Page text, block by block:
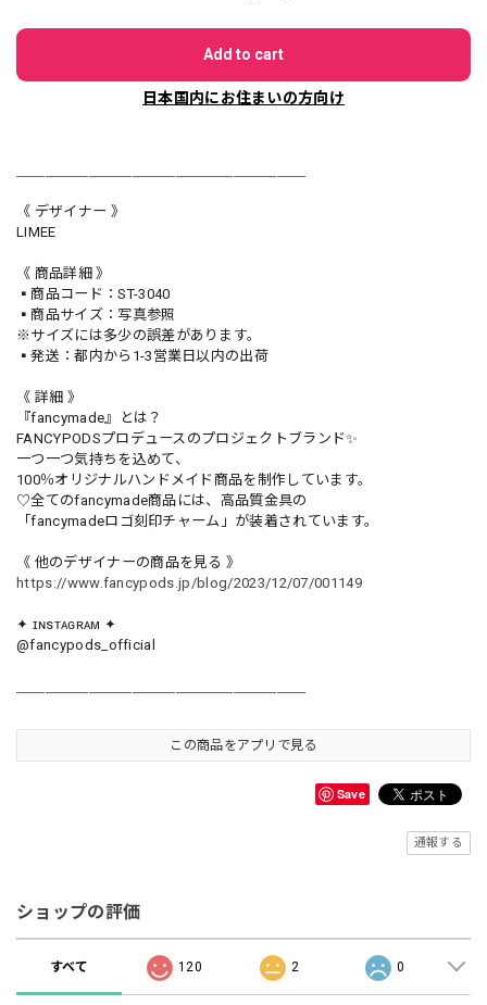
Add to cart
日本国内にお住まいの方向け
《 デザイナー 》
LIMEE
《 商品詳細 》
▪️商品コード：ST-3040
▪️商品サイズ：写真参照
※サイズには多少の誤差があります。
▪️発送：都内から1-3営業日以内の出荷
《 詳細 》
『fancymade』とは？
FANCYPODSプロデュースのプロジェクトブランド✨
一つ一つ気持ちを込めて、
100％オリジナルハンドメイド商品を制作しています。
♡全てのfancymade商品には、高品質金具の
「fancymadeロゴ刻印チャーム」が装着されています。
《 他のデザイナーの商品を見る 》
https://www.fancypods.jp/blog/2023/12/07/001149
✦ ɪɴsᴛᴀɢʀᴀᴍ ✦
@fancypods_official
この商品をアプリで見る
Save
通報する
ショップの評価
すべて 120 2 0